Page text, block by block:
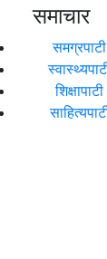
समाचार
समग्रपाटी
शिक्षापाटी